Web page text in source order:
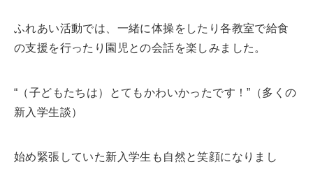
ふれあい活動では、一緒に体操をしたり各教室で給食
の支援を行ったり園児との会話を楽しみました。
“（子どもたちは）とてもかわいかったです！”（多くの
新入学生談）
始め緊張していた新入学生も自然と笑顔になりまし